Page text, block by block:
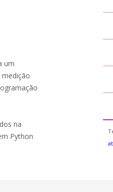
um
na
Python